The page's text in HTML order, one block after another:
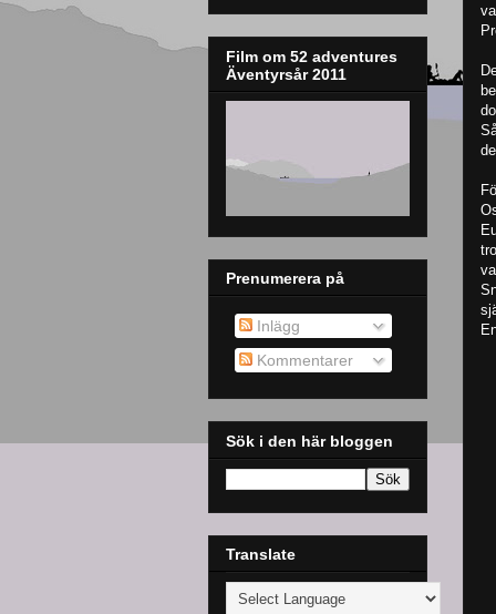
Film om 52 adventures
Äventyrsår 2011
Prenumerera på
Inlägg
Kommentarer
Sök i den här bloggen
Translate